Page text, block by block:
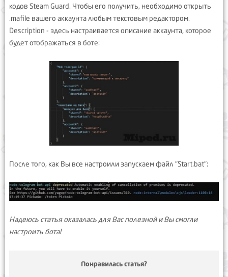
кодов Steam Guard. Чтобы его получить, необходимо открыть
.mafile вашего аккаунта любым текстовым редактором.
Description - здесь настраивается описание аккаунта, которое
будет отображаться в боте:
После того, как Вы все настроили запускаем файл "Start.bat":
Надеюсь статья оказалась для Вас полезной и Вы смогли
настроить бота!
Понравилась статья?